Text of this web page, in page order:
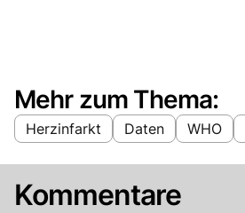
Mehr zum Thema:
Herzinfarkt Daten WHO
Kommentare